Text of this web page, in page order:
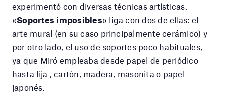
experimentó con diversas técnicas artísticas.
«Soportes imposibles» liga con dos de ellas: el
arte mural (en su caso principalmente cerámico) y
por otro lado, el uso de soportes poco habituales,
ya que Miró empleaba desde papel de periódico
hasta lija , cartón, madera, masonita o papel
japonés.